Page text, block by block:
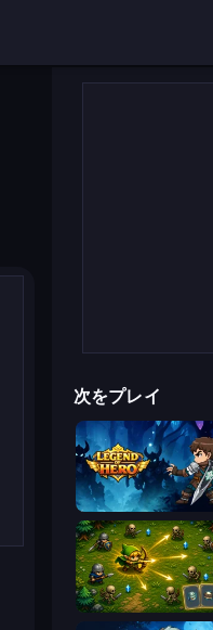
次をプレイ
Legend of Hero
Tiny Ranger